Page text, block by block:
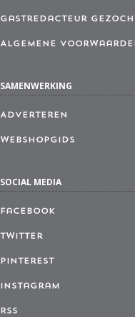
Gastredacteur
Algemene
SAMENWERKING
Adverteren
Webshopgids
SOCIAL MEDIA
Facebook
Twitter
Pinterest
Instagram
RSS